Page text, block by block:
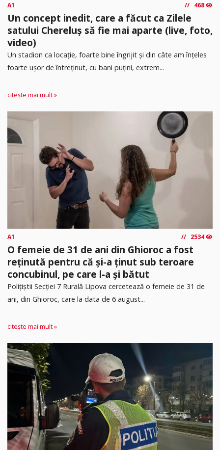
A1 468
Un concept inedit, care a făcut ca Zilele
satului Chereluș să fie mai aparte (live, foto,
video)
Un stadion ca locație, foarte bine îngrijit și din câte am înțeles
foarte ușor de întreținut, cu bani puțini, extrem...
citește mai mult »
A1 2534
O femeie de 31 de ani din Ghioroc a fost
reținută pentru că și-a ținut sub teroare
concubinul, pe care l-a și bătut
​Polițiștii Secției 7 Rurală Lipova cercetează o femeie de 31 de
ani, din Ghioroc, care la data de 6 august...
citește mai mult »